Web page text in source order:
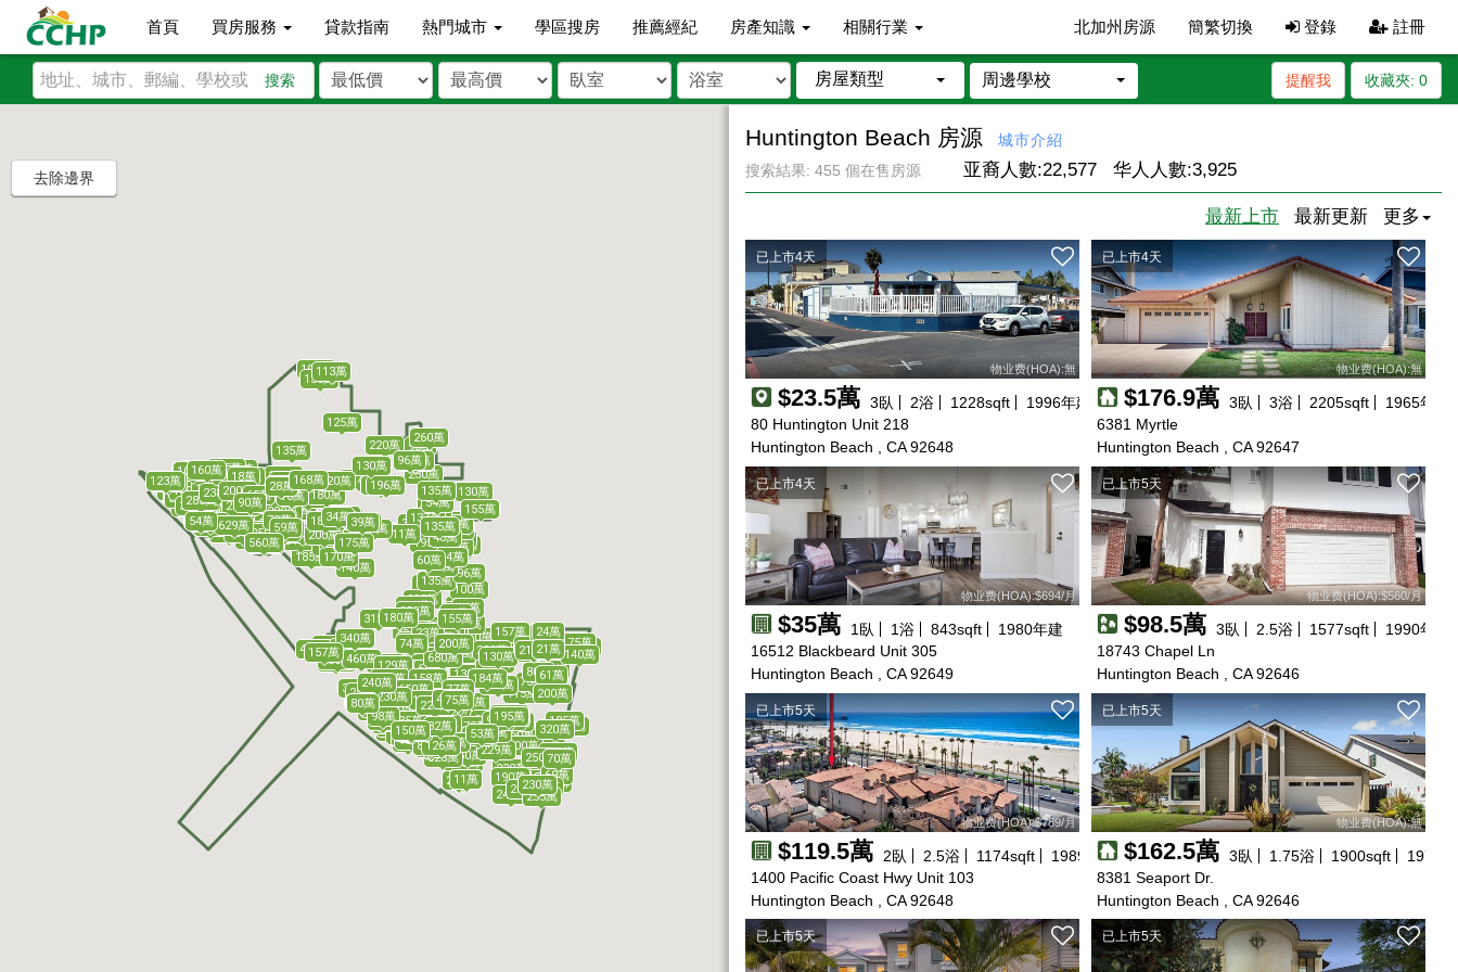
首頁 買房服務 貸款指南 熱門城市 學區搜房 推薦經紀 房產知識 相關行業 北加州房源 簡繁切換 登錄 註冊
搜索 房屋類型 周邊學校 收藏夾: 0
提醒我
35萬
177萬
65萬
275萬
131萬
163萬
120萬
99萬
262萬
130萬
180萬
58萬
85萬
130萬
11萬
12萬
160萬
280萬
100萬 160萬
90萬
51萬
95萬
35萬
194萬
300萬
185萬
115萬
395萬
138萬
210萬
480萬
90萬
500萬 249萬
165萬
130萬
160萬
67萬
15萬
185萬
86萬
345萬
65萬
33萬
152萬
9萬
20萬
345萬
160萬
59萬
170萬
105萬
180萬
75萬
39萬 100萬
168萬
77萬
210萬
64萬
71萬
398萬
230萬
33萬
115萬
230萬
140萬
125萬
189萬
90萬
27萬
300萬
27萬
150萬
230萬
22萬
375萬
7萬
375萬
19萬 230萬
23萬
13萬
200萬
210萬
135萬
54萬
21萬
13萬
78萬
220萬
131萬
99萬
34萬
253萬
350萬
240萬
575萬
360萬
67萬
25萬
99萬
135萬
83萬 82萬
26萬
224萬
325萬
54萬
148萬
139萬
110萬
78萬
112萬
140萬
345萬
140萬
103萬
125萬
239萬
265萬
183萬
28萬
196萬
440萬
170萬
90萬
175萬
80萬
140萬
400萬
285萬
10萬
450萬
87萬
8萬
157萬
16萬
80萬
93萬
150萬
270萬
230萬
226萬
60萬
203萬
29萬
230萬
85萬
195萬
320萬
70萬
90萬
239萬
51萬
275萬
325萬
300萬
270萬
67萬
114萬
200萬
125萬
79萬
220萬
220萬
108萬
258萬
190萬
157萬
293萬
16萬
27萬
130萬
225萬
14萬
195萬
20萬
117萬
177萬
160萬
255萬
61萬
235萬
280萬
180萬
224萬
195萬
495萬
98萬
420萬
105萬
168萬
95萬
270萬
200萬
170萬
12萬
105萬
600萬
99萬
130萬
26萬
13萬
27萬
279萬
300萬
135萬
15萬
19萬
22萬
135萬
198萬
270萬
229萬
1000萬
58萬
150萬
188萬
250萬
115萬
8萬
135萬
190萬
58萬
200萬
230萬
185萬
95萬
242萬
185萬
230萬
90萬
150萬
90萬
133萬
185萬
750萬
68萬
550萬
328萬
300萬
178萬
20萬
60萬
65萬
17萬
185萬
115萬
168萬
96萬
200萬
550萬
300萬
75萬
90萬
69萬
90萬
249萬
230萬
215萬
1175萬
54萬
20萬
16萬
57萬
165萬
29萬
7萬
150萬
185萬
155萬
27萬
330萬
133萬
80萬
178萬
600萬
294萬
310萬
19萬
63萬
27萬
15萬
130萬
293萬
67萬
1025萬
283萬
98萬
680萬
80萬
23萬
133萬
250萬
63萬
195萬
8萬
11萬
45萬
350萬
53萬
45萬
290萬
460萬
15萬
130萬
74萬
74萬
29萬
27萬
96萬
129萬
137萬
335萬
383萬
16萬
320萬
135萬
184萬
238萬
270萬
33萬
53萬
70萬
600萬
130萬
16萬
27萬
27萬
189萬
310萬
189萬
11萬
240萬
570萬
18萬
14萬
130萬
23萬
505萬
399萬
64萬
340萬
20萬
200萬
21萬
10萬
60萬
157萬
340萬
108萬
75萬
175萬
280萬
78萬
592萬
158萬
25萬
165萬
28萬
1420萬
14萬
12萬
14萬
21萬
3600萬
105萬
14萬
17萬
170萬260萬
12萬
58萬
145萬
340萬
228萬
198萬
155萬
12萬
260萬
83萬
175萬
23萬
270萬
71萬
195萬
60萬
34萬
200萬
250萬
158萬
30萬
85萬
318萬
155萬
40萬
155萬
30萬
11萬
214萬
629萬
25萬
123萬
79萬
200萬
54萬
65萬
8萬
54萬
315萬
310萬
28萬
126萬
160萬
230萬
195萬
229萬
140萬
650萬
53萬
179萬
135萬
255萬
86萬
235萬
85萬
180萬
77萬
225萬
230萬
39萬
47萬
98萬
80萬
24萬
149萬
78萬
32萬
75萬
120萬
59萬
74萬
560萬
22萬
21萬
230萬
168萬
90萬
113萬
180萬
240萬
150萬
去除邊界
Huntington Beach 房源
城市介紹
搜索結果: 455 個在售房源
亚裔人數:22,577 华人人數:3,925
最新上市 最新更新 更多
已上市4天
物业费(HOA):無
$23.5萬 3臥 2浴 1228sqft 1996年建
80 Huntington Unit 218
Huntington Beach , CA 92648
已上市4天
物业费(HOA):無
$176.9萬 3臥 3浴 2205sqft 1965年建
6381 Myrtle
Huntington Beach , CA 92647
已上市4天
物业费(HOA):$694/月
$35萬 1臥 1浴 843sqft 1980年建
16512 Blackbeard Unit 305
Huntington Beach , CA 92649
已上市5天
物业费(HOA):$560/月
$98.5萬 3臥 2.5浴 1577sqft 1990年建
18743 Chapel Ln
Huntington Beach , CA 92646
已上市5天
物业费(HOA):$789/月
$119.5萬 2臥 2.5浴 1174sqft 1989
年建
1400 Pacific Coast Hwy Unit 103
Huntington Beach , CA 92648
已上市5天
物业费(HOA):無
$162.5萬 3臥 1.75浴 1900sqft 1979
8381 Seaport Dr.
Huntington Beach , CA 92646
已上市5天 已上市5天